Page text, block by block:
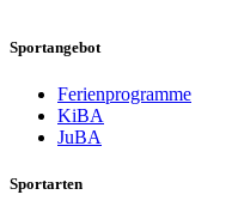
Sportangebot
Ferienprogramme
KiBA
JuBA
Sportarten